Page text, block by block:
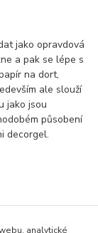
jako opravdová
a pak se lépe s
na dort,
ale slouží
jako jsou
působení
decorgel.
analytické